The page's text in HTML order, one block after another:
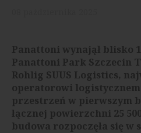
Panattoni wynajął blisko
Panattoni Park Szczecin
Rohlig SUUS Logistics,
operatorowi
przestrzeń w pierwszym
łącznej powierzchni 25
budowa rozpoczęła się w